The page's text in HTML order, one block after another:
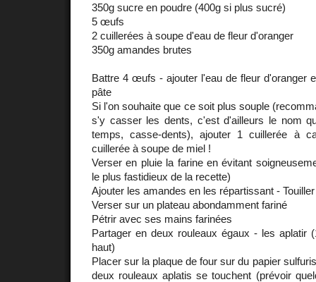
350g sucre en poudre (400g si plus sucré)
5 œufs
2 cuillerées à soupe d'eau de fleur d'oranger
350g amandes brutes
Battre 4 œufs - ajouter l'eau de fleur d'oranger
pâte
Si l'on souhaite que ce soit plus souple
s'y casser les dents, c'est d'ailleurs le nom
temps, casse-dents), ajouter 1 cuillerée à
cuillerée à soupe de miel !
Verser en pluie la farine en évitant
le plus fastidieux de la recette)
Ajouter les amandes en les répartissant - Touiller
Verser sur un plateau abondamment fariné
Pétrir avec ses mains farinées
Partager en deux rouleaux égaux - les aplatir
haut)
Placer sur la plaque de four sur du papier
deux rouleaux aplatis se touchent (prévoir